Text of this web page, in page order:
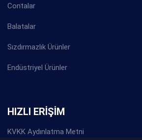
Contalar
Balatalar
Sızdırmazlık Ürünler
Endüstriyel Ürünler
HIZLI ERİŞİM
KVKK Aydınlatma Metni